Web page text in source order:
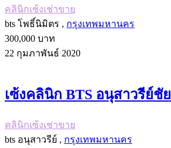
คลินิกเซ้งเช่าขาย
bts โพธิ์นิมิตร , กรุงเทพมหานคร
300,000 บาท
22 กุมภาพันธ์ 2020
เซ้งคลินิก BTS อนุสาวรีย์ชัย
คลินิกเซ้งเช่าขาย
bts อนุสาวรีย์ , กรุงเทพมหานคร